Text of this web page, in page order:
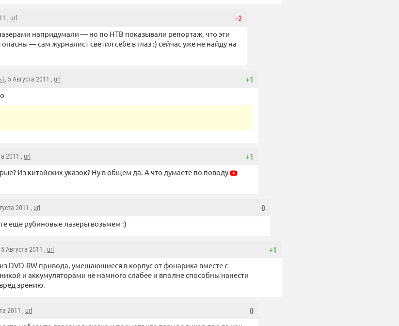
-2
, url
напридумали — но по НТВ показывали репортаж, что эти
— сам журналист светил себе в глаз :) сейчас уже не найду на
+1
, 5 Августа 2011 , url
+1
2011 , url
Из китайских указок? Ну в общем да. А что думаете по поводу
0
2011 , url
еще рубиновые лазеры возьмем :)
+1
5 Августа 2011 , url
DVD-RW привода, умещающиеся в корпус от фонарика вместе с
и аккумуляторами не намного слабее и вполне способны нанести
зрению.
0
2011 , url